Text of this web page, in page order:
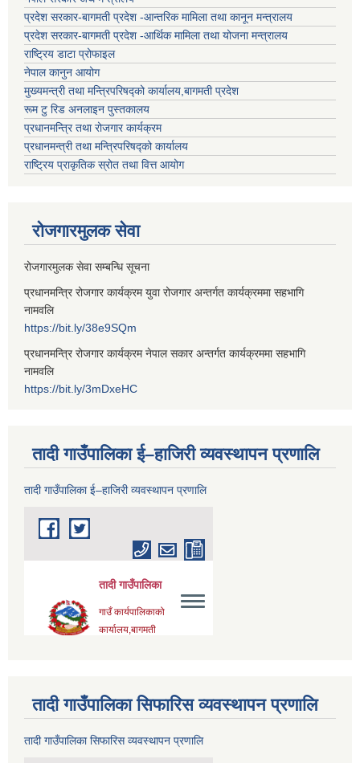
प्रदेश सरकार-बागमती प्रदेश -आन्तरिक मामिला तथा कानून मन्त्रालय
प्रदेश सरकार-बागमती प्रदेश -आर्थिक मामिला तथा योजना मन्त्रालय
राष्ट्रिय डाटा प्रोफाइल
नेपाल कानुन आयोग
मुख्यमन्त्री तथा मन्त्रिपरिषद्को कार्यालय,बागमती प्रदेश
रूम टु रिड अनलाइन पुस्तकालय
प्रधानमन्त्रि तथा रोजगार कार्यक्रम
प्रधानमन्त्री तथा मन्त्रिपरिषद्को कार्यालय
राष्ट्रिय प्राकृतिक स्रोत तथा वित्त आयोग
रोजगारमुलक सेवा
रोजगारमुलक सेवा सम्बन्धि सूचना
प्रधानमन्त्रि रोजगार कार्यक्रम युवा रोजगार अन्तर्गत कार्यक्रममा सहभागि
नामवलि
https://bit.ly/38e9SQm
प्रधानमन्त्रि रोजगार कार्यक्रम नेपाल सकार अन्तर्गत कार्यक्रममा सहभागि
नामवलि
https://bit.ly/3mDxeHC
तादी गाउँपालिका ई–हाजिरी व्यवस्थापन प्रणालि
तादी गाउँपालिका ई–हाजिरी व्यवस्थापन प्रणालि
तादी गाउँपालिका सिफारिस व्यवस्थापन प्रणालि
तादी गाउँपालिका सिफारिस व्यवस्थापन प्रणालि